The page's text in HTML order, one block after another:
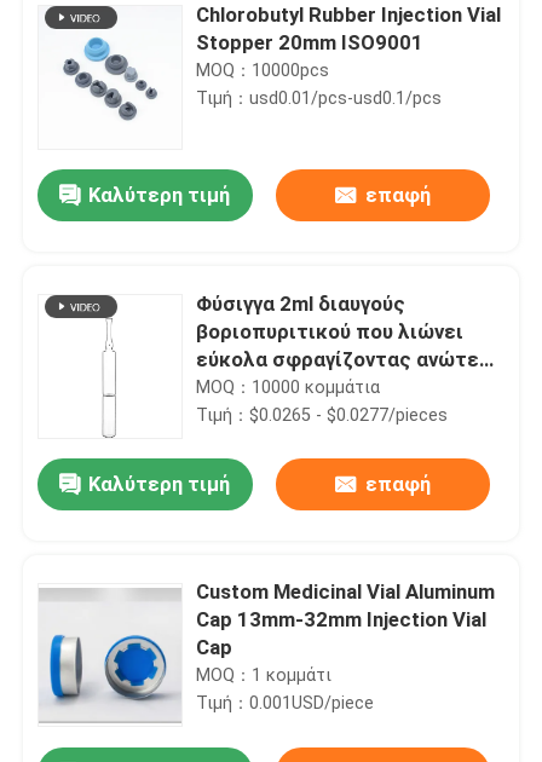
Προϊόντα
Chlorobutyl Rubber Injection Vial
Stopper 20mm ISO9001
MOQ：10000pcs
Τιμή：usd0.01/pcs-usd0.1/pcs
Καλύτερη τιμή επαφή
Φύσιγγα 2ml διαυγούς
βοριοπυριτικού που λιώνει
εύκολα σφραγίζοντας ανώτερη
χημική σταθερότητα
MOQ：10000 κομμάτια
Τιμή：$0.0265 - $0.0277/pieces
Καλύτερη τιμή επαφή
Custom Medicinal Vial Aluminum
Cap 13mm-32mm Injection Vial
Cap
MOQ：1 κομμάτι
Τιμή：0.001USD/piece